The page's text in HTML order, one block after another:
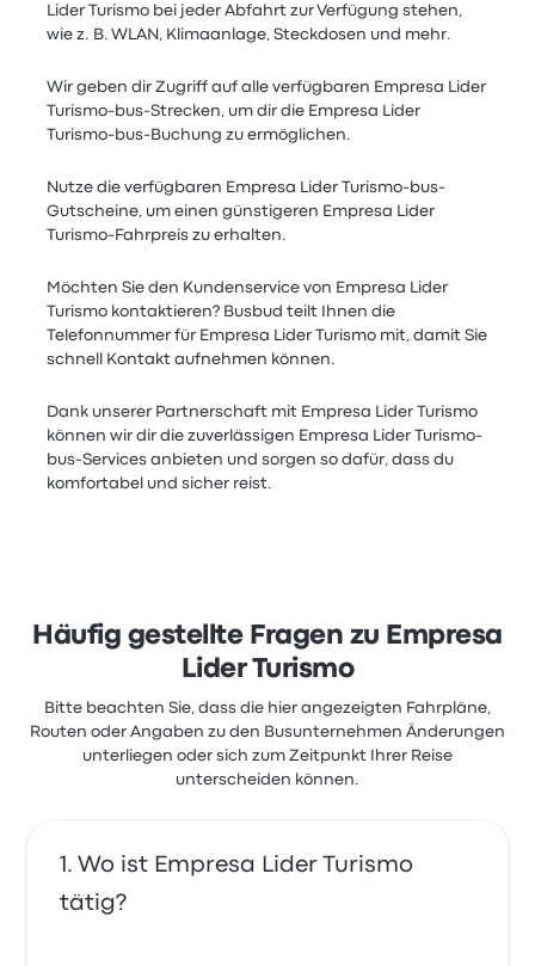
Lider Turismo bei jeder Abfahrt zur Verfügung stehen,
wie z. B. WLAN, Klimaanlage, Steckdosen und mehr.
Wir geben dir Zugriff auf alle verfügbaren Empresa Lider
Turismo-bus-Strecken, um dir die Empresa Lider
Turismo-bus-Buchung zu ermöglichen.
Nutze die verfügbaren Empresa Lider Turismo-bus-
Gutscheine, um einen günstigeren Empresa Lider
Turismo-Fahrpreis zu erhalten.
Möchten Sie den Kundenservice von Empresa Lider
Turismo kontaktieren? Busbud teilt Ihnen die
Telefonnummer für Empresa Lider Turismo mit, damit Sie
schnell Kontakt aufnehmen können.
Dank unserer Partnerschaft mit Empresa Lider Turismo
können wir dir die zuverlässigen Empresa Lider Turismo-
bus-Services anbieten und sorgen so dafür, dass du
komfortabel und sicher reist.
Häufig gestellte Fragen zu Empresa
Lider Turismo
Bitte beachten Sie, dass die hier angezeigten Fahrpläne,
Routen oder Angaben zu den Busunternehmen Änderungen
unterliegen oder sich zum Zeitpunkt Ihrer Reise
unterscheiden können.
Wo ist Empresa Lider Turismo
tätig?